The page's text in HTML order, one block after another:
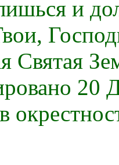
и
Святая
20